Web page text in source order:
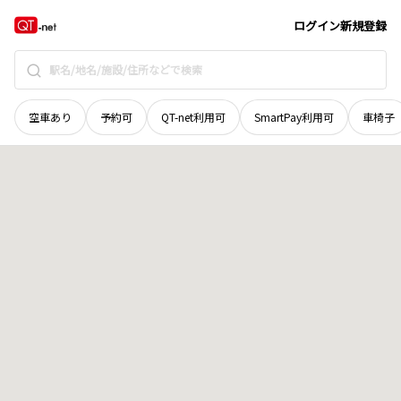
ログイン新規登録
空車あり 予約可 QT-net利用可 SmartPay利用可 車椅子
奈良県